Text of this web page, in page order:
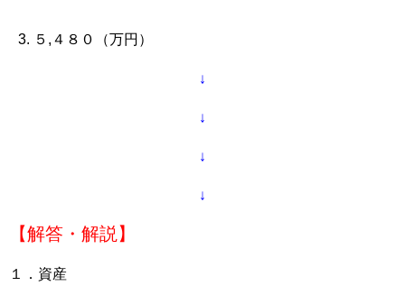
５,４８０（万円）
↓
↓
↓
↓
【解答・解説】
１．資産